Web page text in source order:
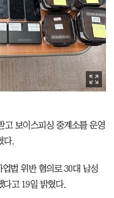
고 보이스피싱 중계소를 운영
다.
법 위반 혐의로 30대 남성
다고 19일 밝혔다.